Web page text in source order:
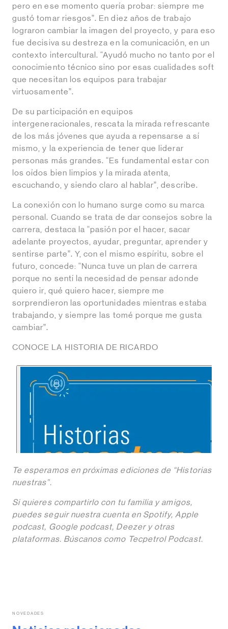
pero en ese momento quería probar: siempre me
gustó tomar riesgos”. En diez años de trabajo
lograron cambiar la imagen del proyecto, y para eso
fue decisiva su destreza en la comunicación, en un
contexto intercultural. “Ayudó mucho no tanto por el
conocimiento técnico sino por esas cualidades soft
que necesitan los equipos para trabajar
virtuosamente”.
De su participación en equipos
intergeneracionales, rescata la mirada refrescante
de los más jóvenes que ayuda a repensarse a sí
mismo, y la experiencia de tener que liderar
personas más grandes. “Es fundamental estar con
los oídos bien limpios y la mirada atenta,
escuchando, y siendo claro al hablar”, describe.
La conexión con lo humano surge como su marca
personal. Cuando se trata de dar consejos sobre la
carrera, destaca la “pasión por el hacer, sacar
adelante proyectos, ayudar, preguntar, aprender y
sentirse parte”. Y, con el mismo espíritu, sobre el
futuro, concede: “Nunca tuve un plan de carrera
porque no sentí la necesidad de pensar adonde
quiero ir, qué quiero hacer, siempre me
sorprendieron las oportunidades mientras estaba
trabajando, y siempre las tomé porque me gusta
cambiar”.
CONOCE LA HISTORIA DE RICARDO
Te esperamos en próximas ediciones de “Historias
nuestras”.
Si quieres compartirlo con tu familia y amigos,
puedes seguir nuestra cuenta en Spotify, Apple
podcast, Google podcast, Deezer y otras
plataformas. Búscanos como Tecpetrol Podcast.
NOVEDADES